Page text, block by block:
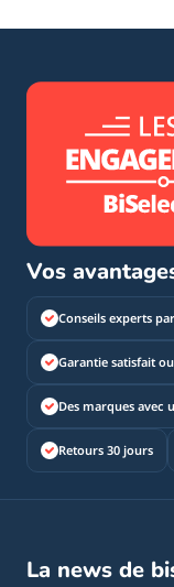
Vos
Conseils experts
Garantie satisfait
Des marques
Retours 30 jours
La news de